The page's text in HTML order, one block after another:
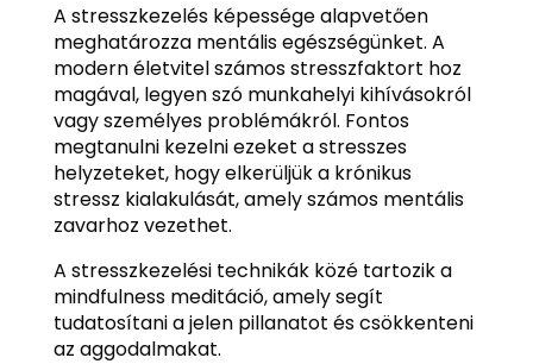
A stresszkezelés képessége alapvetően
meghatározza mentális egészségünket. A
modern életvitel számos stresszfaktort hoz
magával, legyen szó munkahelyi kihívásokról
vagy személyes problémákról. Fontos
megtanulni kezelni ezeket a stresszes
helyzeteket, hogy elkerüljük a krónikus
stressz kialakulását, amely számos mentális
zavarhoz vezethet.
A stresszkezelési technikák közé tartozik a
mindfulness meditáció, amely segít
tudatosítani a jelen pillanatot és csökkenteni
az aggodalmakat.